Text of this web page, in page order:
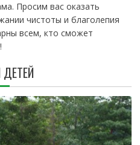
Просим вас оказать
чистоты и благолепия
всем, кто сможет